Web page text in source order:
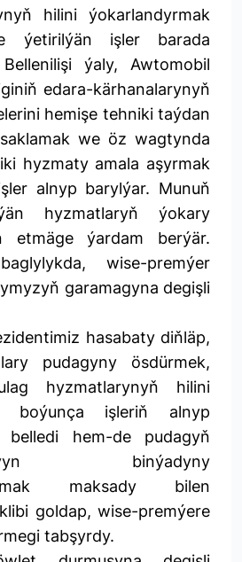
hilini ýokarlandyrmak
ýetirilýän işler barada
ýaly, Awtomobil
edara-kärhanalarynyň
hemişe tehniki taýdan
we öz wagtynda
hyzmaty amala aşyrmak
alnyp barylýar. Munuň
hyzmatlaryň ýokary
etmäge ýardam berýär.
wise-premýer
garamagyna degişli
hasabaty diňläp,
pudagyny ösdürmek,
hyzmatlarynyň hilini
boýunça işleriň alnyp
belledi hem-de pudagyň
binýadyny
maksady bilen
goldap, wise-premýere
tabşyrdy.